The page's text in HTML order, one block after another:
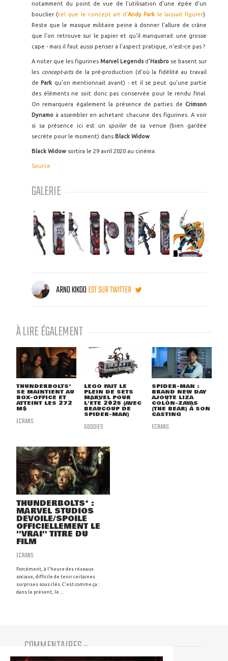
notamment du point de vue de l'utilisation d'une épée d'un
bouclier (tel que le concept art d'Andy Park le laissait figurer).
Reste que le masque militaire peine à donner l'allure de crâne
que l'on retrouve sur le papier et qu'il manquerait une grosse
cape - mais il faut aussi penser à l'aspect pratique, n'est-ce pas ?
A noter que les figurines Marvel Legends d' Hasbro se basent sur
les concept-arts de la pré-production (d'où la fidélité au travail
de Park qu'on mentionnait avant) - et il se peut qu'une partie
des éléments ne soit donc pas conservée pour le rendu final.
On remarquera également la présence de parties de Crimson
Dynamo à assembler en achetant chacune des figurines. A voir
si sa présence ici est un spoiler de sa venue (bien gardée
secrète pour le moment) dans Black Widow
Black Widow sortira le 29 avril 2020 au cinéma.
Source
GALERIE
ARNO KIKOOEST SUR TWITTER
À LIRE ÉGALEMENT
THUNDERBOLTS*
SE MAINTIENT AU
BOX-OFFICE ET
ATTEINT LES 272
M$
ECRANS
LEGO FAIT LE
PLEIN DE SETS
MARVEL POUR
L'ÉTÉ 2025 (AVEC
BEAUCOUP DE
SPIDER-MAN)
GOODIES
SPIDER-MAN :
BRAND NEW DAY
AJOUTE LIZA
COLÓN-ZAYAS
(THE BEAR) À SON
CASTING
ECRANS
THUNDERBOLTS* :
MARVEL STUDIOS
DÉVOILE/SPOILE
OFFICIELLEMENT LE
''VRAI'' TITRE DU
FILM
ECRANS
Forcément, à l'heure des réseaux
sociaux, difficile de tenir certaines
surprises sous clés. C'est comme ça :
dans le présent, le ...
COMMENTAIRES (0)
Vous devez être connecté pour participer